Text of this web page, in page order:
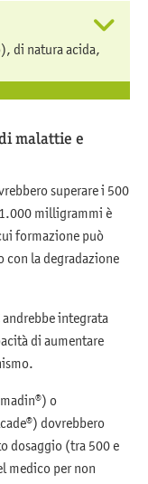
di natura acida,
malattie e
superare i 500
milligrammi è
formazione può
con la degradazione
integrata
di aumentare
o
dovrebbero
dosaggio (tra 500 e
medico per non